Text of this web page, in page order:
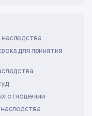
для принятия
отношений